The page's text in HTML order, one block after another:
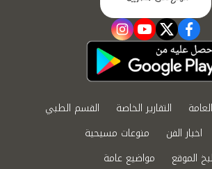
facebook
twitter
youtube
instagram
التقارير الخاصة
القسم الطبي
اخبار الفن
منوعات مسيحية
الموقع مواضيع عامة